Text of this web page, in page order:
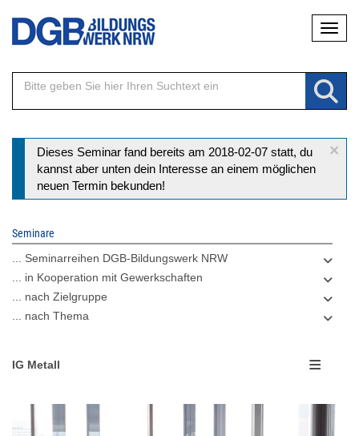
Direkt
Inhalt
×
Statusmeldung
Dieses Seminar fand bereits am 2018-02-07 statt, du
kannst aber unten dein Interesse an einem möglichen
neuen Termin bekunden!
Seminare
... Seminarreihen DGB-Bildungswerk NRW
... in Kooperation mit Gewerkschaften
... nach Zielgruppe
... nach Thema
IG Metall